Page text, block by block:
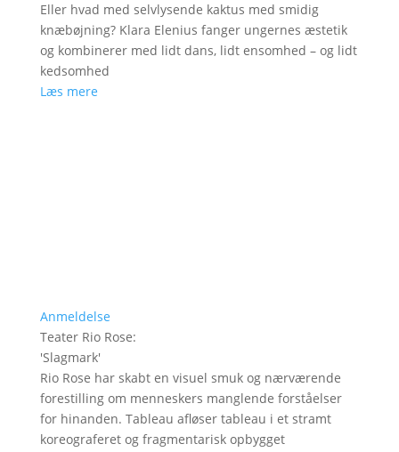
Eller hvad med selvlysende kaktus med smidig
knæbøjning? Klara Elenius fanger ungernes æstetik
og kombinerer med lidt dans, lidt ensomhed – og lidt
kedsomhed
Læs mere
Anmeldelse
Teater Rio Rose:
'Slagmark'
Rio Rose har skabt en visuel smuk og nærværende
forestilling om menneskers manglende forståelser
for hinanden. Tableau afløser tableau i et stramt
koreograferet og fragmentarisk opbygget